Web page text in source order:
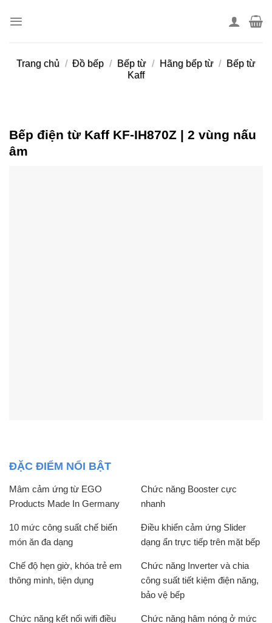
Trang chủ / Đồ bếp / Bếp từ / Hãng bếp từ /
Bếp từ
Kaff
Bếp điện từ Kaff KF-IH870Z | 2 vùng nấu
âm
ĐẶC ĐIỂM NỔI BẬT
Mâm cảm ứng từ EGO
Products Made In Germany
Chức năng Booster cực
nhanh
10 mức công suất chế biến
món ăn đa dạng
Điều khiển cảm ứng Slider
dạng ẩn trực tiếp trên mặt bếp
Chế độ hẹn giờ, khóa trẻ em
thông minh, tiện dụng
Chức năng Inverter và chia
công suất tiết kiệm điện năng,
bảo vệ bếp
Chức năng kết nối wifi điều
Chức năng hâm nóng ở mức